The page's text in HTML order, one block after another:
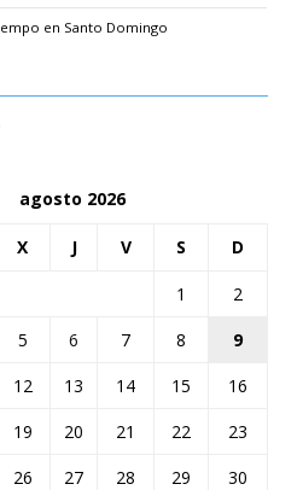
en Santo Domingo
agosto 2026
X J V S D
1
2
5 6 7 8
9
12 13 14 15
16
19 20 21 22
23
26 27 28 29
30